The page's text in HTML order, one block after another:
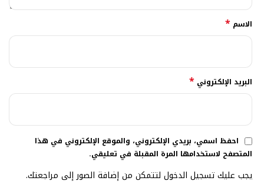
الاسم *
البريد الإلكتروني *
احفظ اسمي، بريدي الإلكتروني، والموقع الإلكتروني في هذا
المتصفح لاستخدامها المرة المقبلة في تعليقي.
يجب عليك تسجيل الدخول لتتمكن من إضافة الصور إلى مراجعتك.